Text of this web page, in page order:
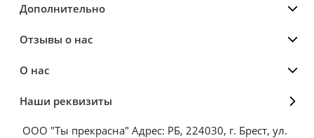
Дополнительно
Отзывы о нас
О нас
Наши реквизиты
ООО "Ты прекрасна" Адрес: РБ, 224030, г. Брест, ул.